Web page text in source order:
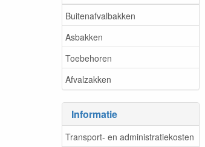
Buitenafvalbakken
Asbakken
Toebehoren
Afvalzakken
Informatie
Transport- en administratiekosten